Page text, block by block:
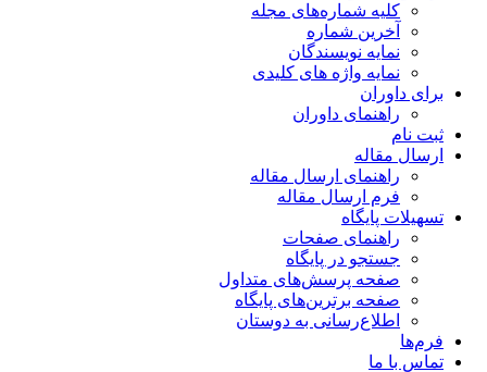
کلیه شماره‌های مجله
آخرین شماره
نمایه نویسندگان
نمایه واژه های کلیدی
برای داوران
راهنمای داوران
ثبت نام
ارسال مقاله
راهنمای ارسال مقاله
فرم ارسال مقاله
تسهیلات پایگاه
راهنمای صفحات
جستجو در پایگاه
صفحه پرسش‌های متداول
صفحه برترین‌های پایگاه
اطلاع‌رسانی به دوستان
فرم‌ها
تماس با ما